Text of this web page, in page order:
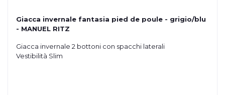
Giacca invernale fantasia pied de poule - grigio/blu
- MANUEL RITZ
Giacca invernale 2 bottoni con spacchi laterali
Vestibilità Slim